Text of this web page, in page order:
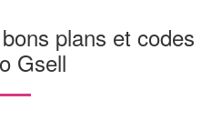
plans et codes
Gsell